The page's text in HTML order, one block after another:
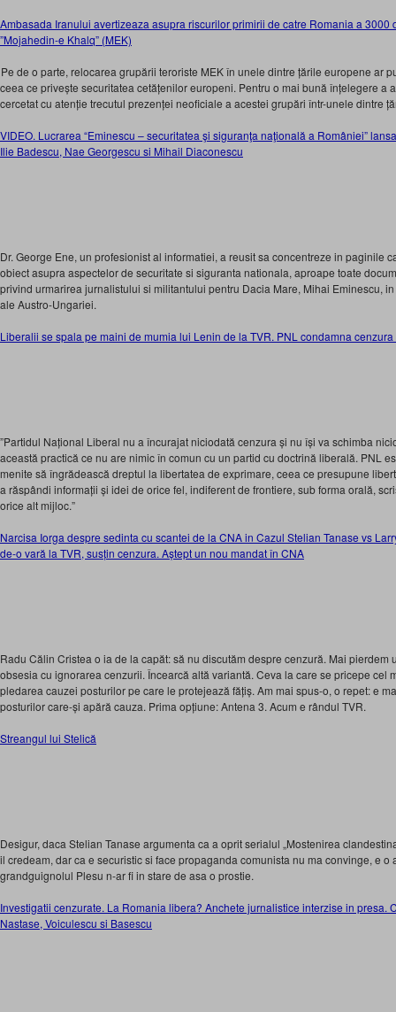
Ambasada Iranului avertizeaza asupra riscurilor primirii de catre Romania a 3000
”Mojahedin-e Khalq” (MEK)
Pe de o parte, relocarea grupării teroriste MEK în unele dintre țările europene ar
ceea ce privește securitatea cetățenilor europeni. Pentru o mai bună înțelegere a
cercetat cu atenție trecutul prezenței neoficiale a acestei grupări într-unele dintre
VIDEO. Lucrarea “Eminescu – securitatea şi siguranţa naţională a României”
Ilie Badescu, Nae Georgescu si Mihail Diaconescu
Dr. George Ene, un profesionist al informatiei, a reusit sa concentreze in paginile
obiect asupra aspectelor de securitate si siguranta nationala, aproape toate
privind urmarirea jurnalistului si militantului pentru Dacia Mare, Mihai Eminescu,
ale Austro-Ungariei.
Liberalii se spala pe maini de mumia lui Lenin de la TVR. PNL condamna
”Partidul Național Liberal nu a încurajat niciodată cenzura și nu își va schimba
această practică ce nu are nimic în comun cu un partid cu doctrină liberală. PNL
menite să îngrădească dreptul la libertatea de exprimare, ceea ce presupune
a răspândi informații și idei de orice fel, indiferent de frontiere, sub forma orală,
orice alt mijloc.”
Narcisa Iorga despre sedinta cu scantei de la CNA in Cazul Stelian Tanase vs
de-o vară la TVR, susțin cenzura. Aștept un nou mandat în CNA
Radu Călin Cristea o ia de la capăt: să nu discutăm despre cenzură. Mai pierdem
obsesia cu ignorarea cenzurii. Încearcă altă variantă. Ceva la care se pricepe cel
pledarea cauzei posturilor pe care le protejează fățiș. Am mai spus-o, o repet: e
posturilor care-și apără cauza. Prima opțiune: Antena 3. Acum e rândul TVR.
Streangul lui Stelică
Desigur, daca Stelian Tanase argumenta ca a oprit serialul „Mostenirea
il credeam, dar ca e securistic si face propaganda comunista nu ma convinge, e o
grandguignolul Plesu n-ar fi in stare de asa o prostie.
Investigatii cenzurate. La Romania libera? Anchete jurnalistice interzise in presa.
Nastase, Voiculescu si Basescu